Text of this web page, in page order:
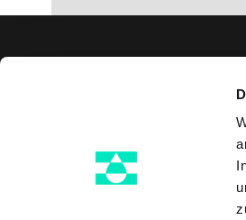
Via Gessi 16 48022
+39 0545 20611